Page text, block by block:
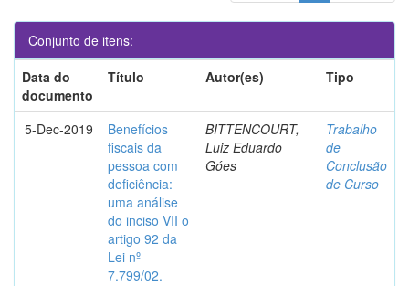
Conjunto de itens:
Data do
documento
Título Autor(es) Tipo
5-Dec-2019
Benefícios
fiscais da
pessoa com
deficiência:
uma análise
do inciso VII o
artigo 92 da
Lei nº
7.799/02.
BITTENCOURT,
Luiz Eduardo
Góes
Trabalho
de
Conclusão
de Curso